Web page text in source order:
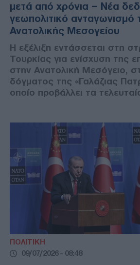
μετά από χρόνια – Νέα
γεωπολιτικό ανταγωνισμό
Ανατολικής Μεσογείου
Η εξέλιξη εντάσσεται στη
Τουρκίας για ενίσχυση της
στην Ανατολική Μεσόγειο,
δόγματος της «Γαλάζιας
οποίο προβάλλει τα
ΠΟΛΙΤΙΚΗ
09/07/2026 - 08:48